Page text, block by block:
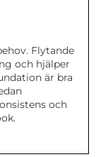
Flytande
och hjälper
är bra
och